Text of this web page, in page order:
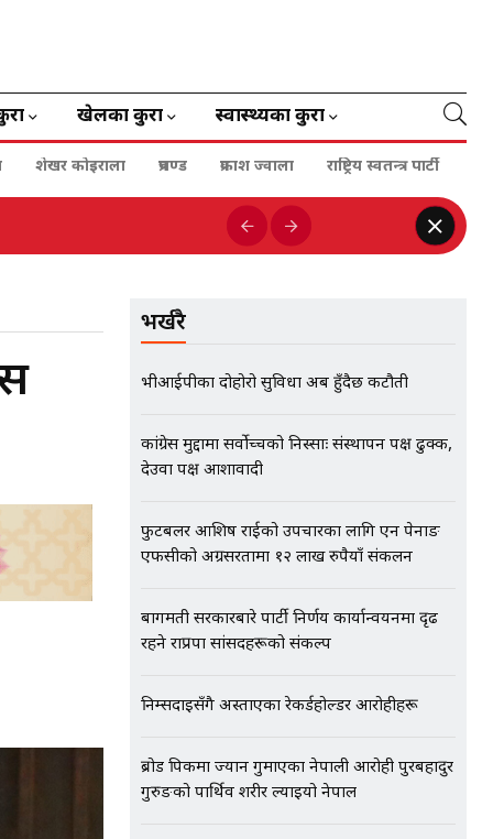
खेलका कुरा स्वास्थ्यका कुरा
शेखर कोइराला प्रचण्ड प्रकाश ज्वाला राष्ट्रिय स्वतन्त्र पार्टी
भर्खरै
भीआईपीका दोहोरो सुविधा अब हुँदैछ कटौती
कांग्रेस मुद्दामा सर्वोच्चको निस्साः संस्थापन पक्ष ढुक्क,
देउवा पक्ष आशावादी
फुटबलर आशिष राईको उपचारका लागि एन पेनाङ
एफसीको अग्रसरतामा १२ लाख रुपैयाँ संकलन
बागमती सरकारबारे पार्टी निर्णय कार्यान्वयनमा दृढ
रहने राप्रपा सांसदहरूको संकल्प
निम्सदाइसँगै अस्ताएका रेकर्डहोल्डर आरोहीहरू
ब्रोड पिकमा ज्यान गुमाएका नेपाली आरोही पुरबहादुर
गुरुङको पार्थिव शरीर ल्याइयो नेपाल